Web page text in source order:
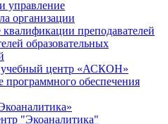
управление
организации
преподавателей
образовательных
учебный центр «АСКОН»
обеспечения
"Экоаналитика"